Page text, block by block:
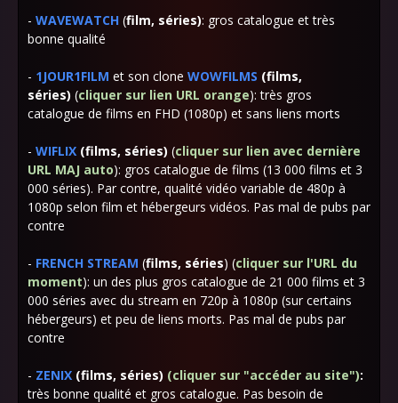
- WAVEWATCH (film, séries): gros catalogue et très
bonne qualité
- 1JOUR1FILM et son clone WOWFILMS (films,
séries) (cliquer sur lien URL orange): très gros
catalogue de films en FHD (1080p) et sans liens morts
- WIFLIX (films, séries) (cliquer sur lien avec dernière
URL MAJ auto): gros catalogue de films (13 000 films et 3
000 séries). Par contre, qualité vidéo variable de 480p à
1080p selon film et hébergeurs vidéos. Pas mal de pubs par
contre
- FRENCH STREAM (films, séries) (cliquer sur l'URL du
moment): un des plus gros catalogue de 21 000 films et 3
000 séries avec du stream en 720p à 1080p (sur certains
hébergeurs) et peu de liens morts. Pas mal de pubs par
contre
- ZENIX (films, séries) (cliquer sur "accéder au site"):
très bonne qualité et gros catalogue. Pas besoin de